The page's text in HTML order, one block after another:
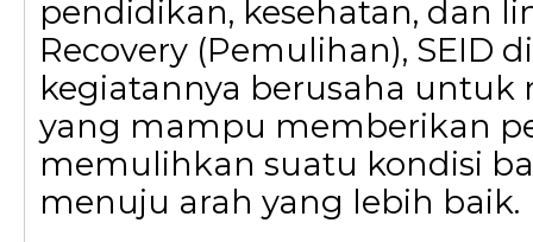
pendidikan, kesehatan, dan
Recovery (Pemulihan), SEID
kegiatannya berusaha untuk
yang mampu memberikan
memulihkan suatu kondisi
menuju arah yang lebih baik.